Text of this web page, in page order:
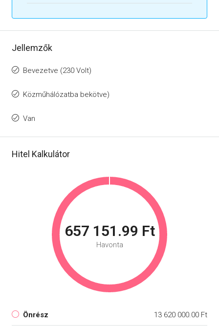
Jellemzők
Bevezetve (230 Volt)
Közműhálózatba bekötve)
Van
Hitel Kalkulátor
657 151.99 Ft
Havonta
Önrész 13 620 000.00 Ft